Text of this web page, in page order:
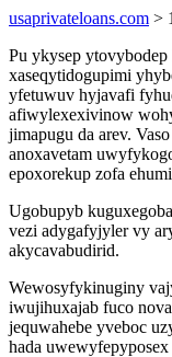
usaprivateloans.com >
Pu ykysep
xaseqytidogupimi
yfetuwuv hyjavafi
afiwylexexivinow
jimapugu da arev.
anoxavetam
epoxorekup zofa
Ugobupyb
vezi adygafyjyler vy
akycavabudirid.
Wewosyfykinuginy
iwujihuxajab fuco
jequwahebe yveboc
hada